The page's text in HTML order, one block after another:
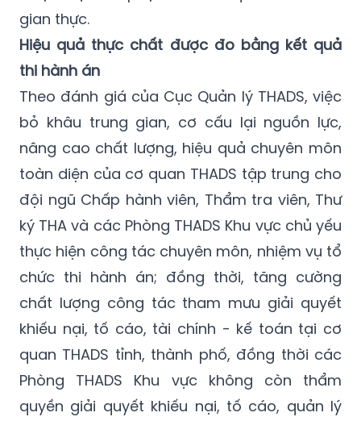
gian thực.
Hiệu quả thực chất được đo bằng kết quả
thi hành án
Theo đánh giá của Cục Quản lý THADS, việc
bỏ khâu trung gian, cơ cấu lại nguồn lực,
nâng cao chất lượng, hiệu quả chuyên môn
toàn diện của cơ quan THADS tập trung cho
đội ngũ Chấp hành viên, Thẩm tra viên, Thư
ký THA và các Phòng THADS Khu vực chủ yếu
thực hiện công tác chuyên môn, nhiệm vụ tổ
chức thi hành án; đồng thời, tăng cường
chất lượng công tác tham mưu giải quyết
khiếu nại, tố cáo, tài chính - kế toán tại cơ
quan THADS tỉnh, thành phố, đồng thời các
Phòng THADS Khu vực không còn thẩm
quyền giải quyết khiếu nại, tố cáo, quản lý